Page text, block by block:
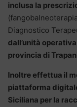
inclusa la
Diagnostico
dall’unità
provincia di
Inoltre effettua il
piattaforma
Siciliana per la